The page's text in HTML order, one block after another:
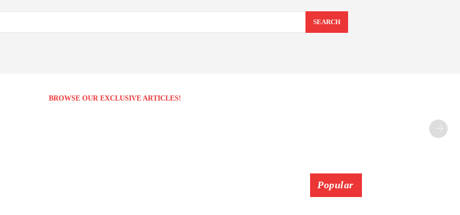
SEARCH
BROWSE OUR EXCLUSIVE ARTICLES!
Popular